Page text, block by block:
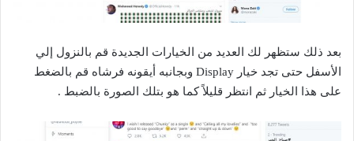
بعد ذلك ستظهر لك العديد من الخيارات الجديدة قم بالنزول إلي
الأسفل حتى تجد خيار Display وبجانبه أيقونه فرشاه قم بالضغط
على هذا الخيار ثم انتظر قليلاً كما هو بتلك الصورة بالضبط .